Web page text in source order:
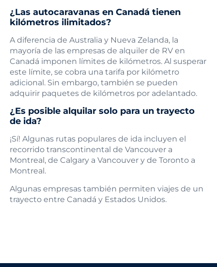
¿Las autocaravanas en Canadá tienen
kilómetros ilimitados?
A diferencia de Australia y Nueva Zelanda, la
mayoría de las empresas de alquiler de RV en
Canadá imponen límites de kilómetros. Al susperar
este límite, se cobra una tarifa por kilómetro
adicional. Sin embargo, también se pueden
adquirir paquetes de kilómetros por adelantado.
¿Es posible alquilar solo para un trayecto
de ida?
¡Sí! Algunas rutas populares de ida incluyen el
recorrido transcontinental de Vancouver a
Montreal, de Calgary a Vancouver y de Toronto a
Montreal.
Algunas empresas también permiten viajes de un
trayecto entre Canadá y Estados Unidos.